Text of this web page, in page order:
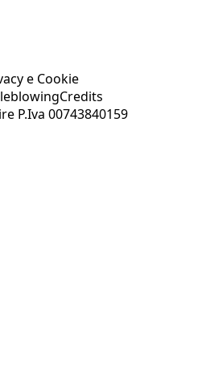
e Cookie
Credits
P.Iva 00743840159